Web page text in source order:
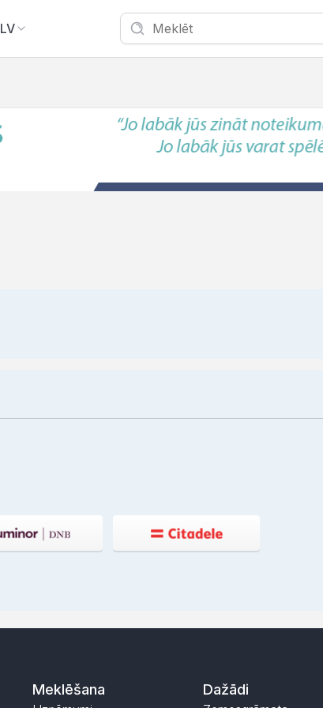
LV
Meklēšana Dažādi